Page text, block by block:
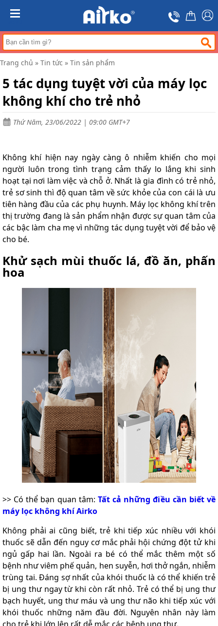
Trang
chủ
Máy
hút
ẩm
Máy
không
hòa
di
Tin
tức
Liên
hệ
Trang chủ » Tin tức » Tin sản phẩm
5 tác dụng tuyệt vời của máy lọc
không khí cho trẻ nhỏ
Thứ Năm, 23/06/2022 | 09:00 GMT+7
Không khí hiện nay ngày càng ô nhiễm khiến cho mọi
người luôn trong tình trạng cảm thấy lo lắng khi sinh
hoạt tại nơi làm việc và chỗ ở. Nhất là gia đình có trẻ nhỏ,
trẻ sơ sinh thì độ quan tâm về sức khỏe của con cái là ưu
tiên hàng đầu của các phụ huynh. Máy lọc không khí trên
thị trường đang là sản phẩm nhận được sự quan tâm của
các bậc làm cha mẹ vì những tác dụng tuyệt vời để bảo vệ
cho bé.
Khử sạch mùi thuốc lá, đồ ăn, phấn
hoa
>> Có thể bạn quan tâm: Tất cả những điều cần biết về
máy lọc không khí Airko
Không phải ai cũng biết, trẻ khi tiếp xúc nhiều với khói
thuốc sẽ dẫn đến nguy cơ mắc phải hội chứng đột tử khi
ngủ gấp hai lần. Ngoài ra bé có thể mắc thêm một số
bệnh như viêm phế quản, hen suyễn, hơi thở ngắn, nhiễm
trùng tai. Đáng sợ nhất của khói thuốc là có thể khiến trẻ
bị ung thư ngay từ khi còn rất nhỏ. Trẻ có thể bị ung thư
bạch huyết, ung thư máu và ung thư não khi tiếp xúc với
khói thuốc những năm đầu đời. Nguyên nhân này làm